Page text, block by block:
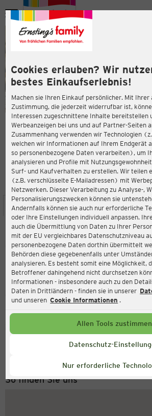
Cookies erlauben? Wir
bestes Einkaufserlebnis!
Machen sie Ihren Einkauf persönlicher. Mit Ihrer
Zustimmung, die jederzeit widerrufbar ist,
Interessen zugeschnittene Inhalte bereitstellen
Werbeanzeigen bei uns und auf Partner-Seiten
Zusammenhang verwenden wir Technologien
welchen wir Informationen auf Ihrem Endgerät
so personenbezogene Daten verarbeiten), um
analysieren und Profile mit
Surf- und Kaufverhalten zu erstellen. Wir teilen
(z.B. verschlüsselte E-Mailadressen) mit
Netzwerken. Dieser Verarbeitung zu Analyse-,
Personalisierungszwecken können sie
Andernfalls können sie auch nur erforderliche
oder Ihre Einstellungen individuell anpassen.
auch die Übermittlung von Daten zu Ihrer
mit der EU vergleichbares Datenschutzniveau
personenbezogene Daten dorthin übermittelt
Behörden diese gegebenenfalls unter
analysieren. Es besteht somit eine Möglichkeit,
Betroffener dahingehend nicht durchsetzen
Informationen - insbesondere auch zu den
Daten in Drittländern - finden sie in unserer
und unseren Cookie Informationen .
Allen Tools zustimmen
Datenschutz-
Nur erforderliche
Menü
ERNSTING'S FAMILY
Marktplatz 25
88400 Biberach an
4,5
STANDORT SERVICES SORTIMENT
Ernsting's family
Marktplatz 25, 88400 Biberach an
Aktuell:
Geschlossen
Service Hotline
+49 (0) 2546 / 98 999 98
So finden Sie uns